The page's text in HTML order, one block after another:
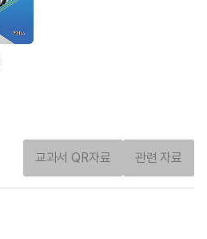
교과서 QR자료 관련 자료